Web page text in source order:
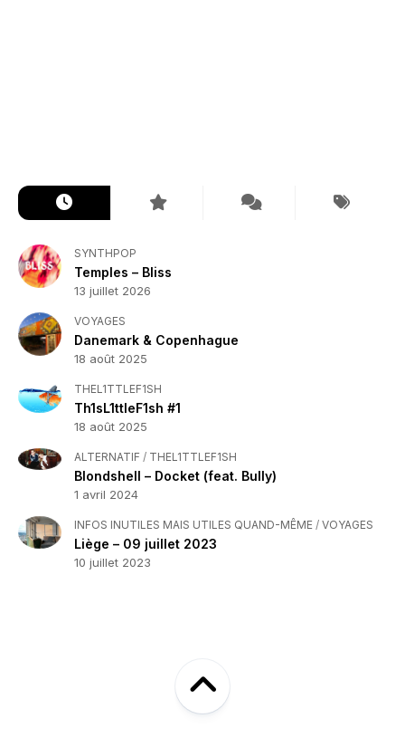
SYNTHPOP
Temples – Bliss
13 juillet 2026
VOYAGES
Danemark & Copenhague
18 août 2025
THEL1TTLEF1SH
Th1sL1ttleF1sh #1
18 août 2025
ALTERNATIF / THEL1TTLEF1SH
Blondshell – Docket (feat. Bully)
1 avril 2024
INFOS INUTILES MAIS UTILES QUAND-MÊME / VOYAGES
Liège – 09 juillet 2023
10 juillet 2023